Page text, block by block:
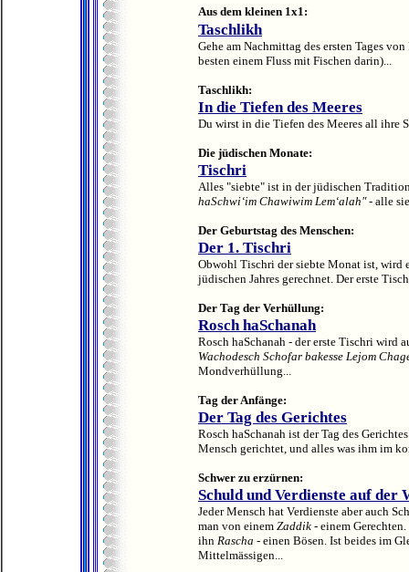
Aus dem kleinen 1x1:
Taschlikh
Gehe am Nachmittag des ersten Tages
besten einem Fluss mit Fischen darin)...
Taschlikh:
In die Tiefen des Meeres
Du wirst in die Tiefen des Meeres all ihre
Die jüdischen Monate:
Tischri
Alles "siebte" ist in der jüdischen
haSchwi‘im Chawiwim Lem‘alah"- alle
Der Geburtstag des Menschen:
Der 1. Tischri
Obwohl Tischri der siebte Monat ist, wird
jüdischen Jahres gerechnet. Der erste
Der Tag der Verhüllung:
Rosch haSchanah
Rosch haSchanah - der erste Tischri wird
Wachodesch Schofar bakesse Lejom
Mondverhüllung...
Tag der Anfänge:
Der Tag des Gerichtes
Rosch haSchanah ist der Tag des
Mensch gerichtet, und alles was ihm im
Schwer zu erzürnen:
Schuld und Verdienste auf der
Jeder Mensch hat Verdienste aber auch
man von einem Zaddik - einem
ihn Rascha - einen Bösen. Ist beides im
Mittelmässigen...